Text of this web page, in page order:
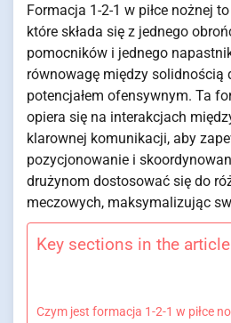
Formacja 1-2-1 w piłce nożnej
które składa się z jednego
pomocników i jednego
równowagę między solidnością
potencjałem ofensywnym. Ta
opiera się na interakcjach
klarownej komunikacji, aby
pozycjonowanie i
drużynom dostosować się do
meczowych, maksymalizując
Key sections in the
Czym jest formacja 1-2-1 w piłce